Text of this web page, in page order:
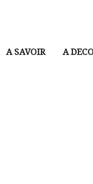
A SAVOIR A